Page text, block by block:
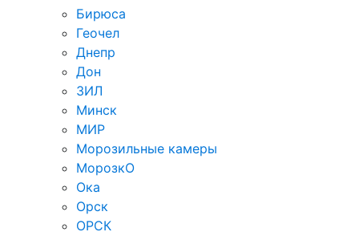
Бирюса
Геочел
Днепр
Дон
ЗИЛ
Минск
МИР
Морозильные камеры
МорозкО
Ока
Орск
ОРСК